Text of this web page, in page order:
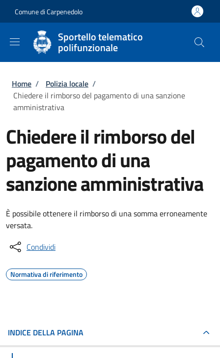
Comune di Carpenedolo
Sportello telematico
polifunzionale
Briciole di pane
Home / Polizia locale /
Chiedere il rimborso del pagamento di una sanzione
amministrativa
Chiedere il rimborso del
pagamento di una
sanzione amministrativa
È possibile ottenere il rimborso di una somma erroneamente
versata.
Condividi
Normativa di riferimento
INDICE DELLA PAGINA